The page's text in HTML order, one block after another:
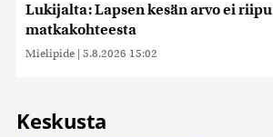
Lukijalta: Lapsen kesän arvo ei riipu
matkakohteesta
Mielipide | 5.8.2026 15:02
Keskusta